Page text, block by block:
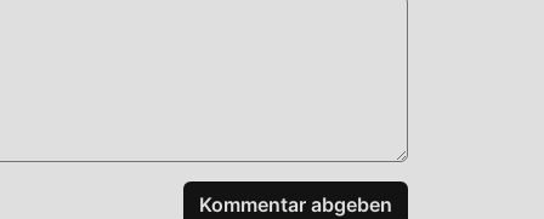
Kommentar abgeben